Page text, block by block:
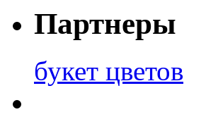
Партнеры
букет цветов